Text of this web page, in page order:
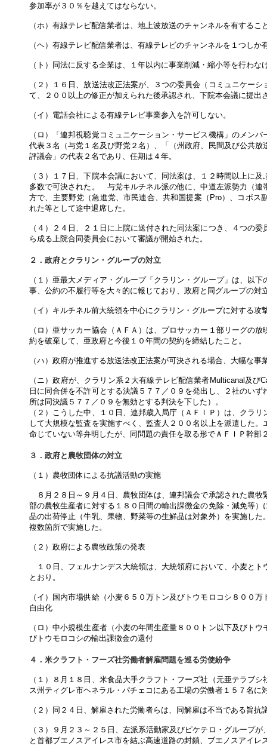
参加率が３０％を越えてはならない。
（ホ）有線テレビ配信業者は、地上波放送のチャンネルを有する
（ヘ）有線テレビ配信業者は、有線テレビのチャンネルを１つし
（ト）同法に反する企業は、１年以内に事業削減・縮小等を行わな
（２）１６日、放送法改正法案が、３つの委員会（コミュニケー
て、２００以上の修正が加えられた後承認され、下院本会議に提出
（イ）電話会社による有線テレビ事業参入を許可しない。
（ロ）「連邦視聴覚コミュニケーション・サービス機構」のメン
代表３名（与党１名及び野党２名）、「（州政府、民間及び公共
評議会」の代表２名であり、任期は４年。
（３）１７日、下院本会議において、同法案は、１２時間以上に
多数で可決された。 与党キルチネル派の他に、中道左派勢力（
方で、主要野党（急進党、市民連合、共和国提案（Pro）、コボ
れた等として途中退席した。
（４）２４日、２１日に上院に送付された同法案につき、４つの
ら成る上院合同委員会において審議が開始された。
２．政府とクラリン・グループの対立
（１）亜最大メディア・グループ「クラリン・グループ」は、以
事、公約の不履行等を大々的に報じており、政府と同グループの対
（イ）キルチネル前大統領を中心にクラリン・グループに対する
（ロ）亜サッカー協会（ＡＦＡ）は、プロサッカー１部リーグの
約を破棄して、亜政府と今後１０年間の契約を締結したこと。
（ハ）政府が推進する放送法改正法案が可決される場合、大幅な事
（ニ）政府が、クラリン系２大有線テレビ配信業者Multicanal及
日に同合併を不許可とする決議５７７／０９を発出し、２社のい
所は同決議５７７／０９を無効とする判決を下した）。
（２）こうした中、１０日、連邦歳入局庁（ＡＦＩＰ）は、クラ
して大規模な監査を実施すべく、監査人２００名以上を派遣した
命じていない等弁明したが、同問題の責任を取る形でＡＦＩＰ幹部
３．政府と農牧団体の対立
（１）農牧団体による抗議活動の実施
８月２８日～９月４日、農牧団体は、連邦議会で承認された農
部の農牧生産者に対する１８０日間の輸出課徴金の免除・減免等
品の出荷停止（牛乳、果物、野菜等の生鮮品は対象外）を実施し
複数箇所で実施した。
（２）政府による農牧政策の発表
１０日、フェルナンデス大統領は、大統領府において、小麦と
とおり。
（イ）国内市場供給（小麦６５０万トン及びトウモロコシ８００
自由化
（ロ）中小規模生産者（小麦の年間生産量８００トン以下及びト
びトウモロコシの輸出課徴金の還付
４．米クラフト・フーズ社労働者解雇問題を巡る労使紛争
（１）８月１８日、米食品大手クラフト・フーズ社（元亜テラブ
ス州ティグレ市ヘネラル・パチェコにある工場の労働者１５７名に
（２）同２４日、解雇された労働者らは、同解雇は不当である旨
（３）９月２３～２５日、左派系活動家及びピケテロ・グループ
と首都ブエノスアイレス市を結ぶ高速道路の封鎖、ブエノスアイ